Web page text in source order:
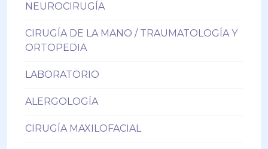
NEUROCIRUGÍA
CIRUGÍA DE LA MANO / TRAUMATOLOGÍA Y
ORTOPEDIA
LABORATORIO
ALERGOLOGÍA
CIRUGÍA MAXILOFACIAL